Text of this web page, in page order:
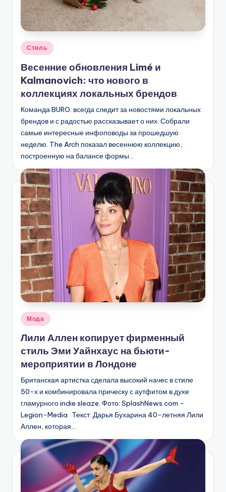
Опубликовано
Стиль
Весенние обновления Limé и
Kalmanovich: что нового в
коллекциях локальных брендов
Команда BURO. всегда следит за новостями локальных
брендов и с радостью рассказывает о них. Собрали
самые интересные инфоповоды за прошедшую
неделю. The Arch показал весеннюю коллекцию,
построенную на балансе формы…
Опубликовано
Мода
Лили Аллен копирует фирменный
стиль Эми Уайнхаус на бьюти-
мероприятии в Лондоне
Британская артистка сделала высокий начес в стиле
50-х и комбинировала прическу с аутфитом в духе
гламурного indie sleaze. Фото: SplashNews.com -
Legion-Media Текст: Дарья Бухарина 40-летняя Лили
Аллен, которая…